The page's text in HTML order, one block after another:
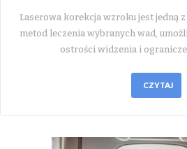
Laserowa korekcja wzroku jest jedną
metod leczenia wybranych wad,
ostrości widzenia i
CZYTAJ